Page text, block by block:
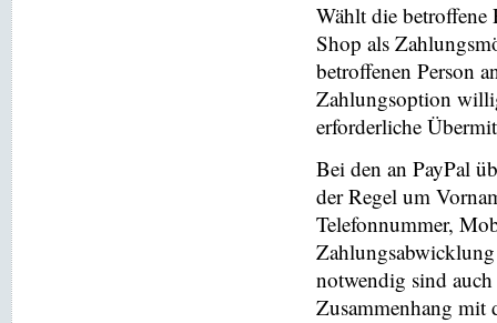
Wählt die betroffene
Shop als
betroffenen Person
Zahlungsoption
erforderliche
Bei den an PayPal
der Regel um
Telefonnummer,
notwendig sind
Zusammenhang mit